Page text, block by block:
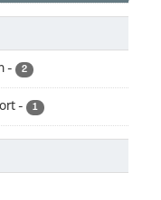
- 2
- 1